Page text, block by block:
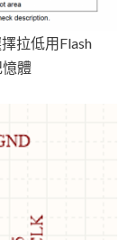
拉低用Flash
體